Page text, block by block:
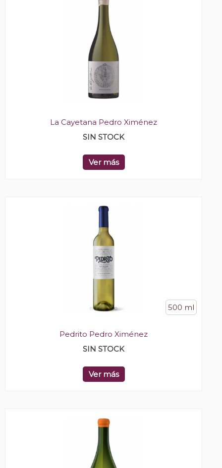
La Cayetana Pedro Ximénez
SIN STOCK
Ver más
500 ml
Pedrito Pedro Ximénez
SIN STOCK
Ver más